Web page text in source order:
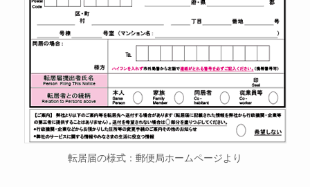
転居届の様式：郵便局ホームページより